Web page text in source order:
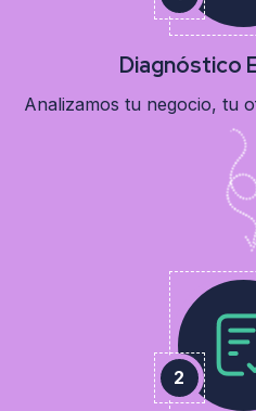
Diagnóstico
Analizamos tu negocio, tu